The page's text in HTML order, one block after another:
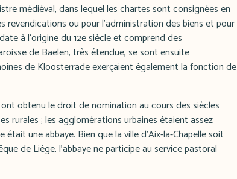
médiéval, dans lequel les chartes sont consignées en
revendications ou pour l'administration des biens et pour
à l'origine du 12e siècle et comprend des
de Baelen, très étendue, se sont ensuite
de Kloosterrade exerçaient également la fonction de
obtenu le droit de nomination au cours des siècles
rurales ; les agglomérations urbaines étaient assez
une abbaye. Bien que la ville d'Aix-la-Chapelle soit
de Liège, l'abbaye ne participe au service pastoral